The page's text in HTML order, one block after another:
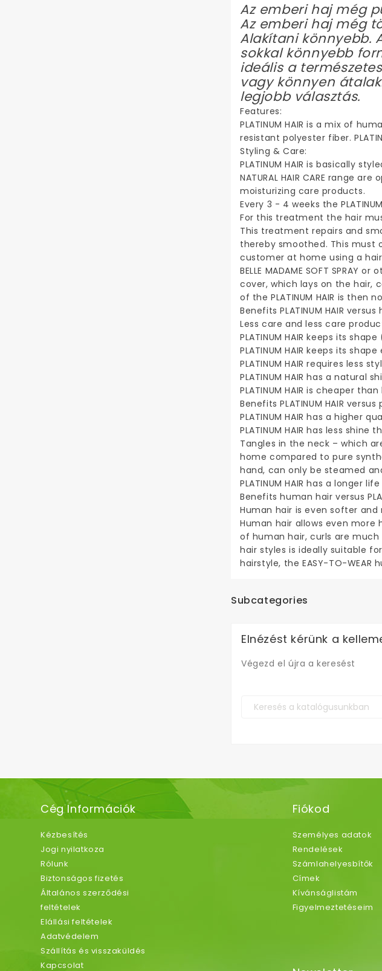
Az emberi haj még
Az emberi haj még
Alakítani könnyebb.
sokkal könnyebb
ideális a
vagy könnyen
legjobb választás.
Features:
PLATINUM HAIR is a mix of
resistant polyester fiber.
Styling & Care:
PLATINUM HAIR is basically
NATURAL HAIR CARE range
moisturizing care products.
Every 3 - 4 weeks the
For this treatment the hair
This treatment repairs and
thereby smoothed. This must
customer at home using a
BELLE MADAME SOFT
cover, which lays on the hair,
of the PLATINUM HAIR is then
Benefits PLATINUM HAIR
Less care and less care
PLATINUM HAIR keeps its
PLATINUM HAIR keeps its
PLATINUM HAIR requires less
PLATINUM HAIR has a
PLATINUM HAIR is cheaper
Benefits PLATINUM HAIR
PLATINUM HAIR has a higher
PLATINUM HAIR has less
Tangles in the neck – which
home compared to pure
hand, can only be steamed
PLATINUM HAIR has a longer
Benefits human hair versus
Human hair is even softer and
Human hair allows even more
of human hair, curls are much
hair styles is ideally suitable
hairstyle, the EASY-TO-
Subcategories
Elnézést kérünk a
Végezd el újra a keresést
Cég Információk
Kézbesítés
Jogi nyilatkoza
Rólunk
Biztonságos fizetés
Általános szerződési
feltételek
Elállási feltételek
Adatvédelem
Szállítás és visszaküldés
Kapcsolat
Fiókod
Személyes adatok
Rendelések
Számlahelyesbítők
Címek
Kívánságlistám
Figyelmeztetéseim